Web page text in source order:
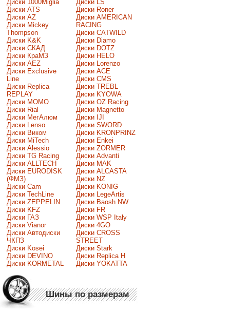
Диски 1000Miglia
Диски ATS
Диски AZ
Диски Mickey
Thompson
Диски K&K
Диски СКАД
Диски КраМЗ
Диски AEZ
Диски Exclusive
Line
Диски Replica
REPLAY
Диски MOMO
Диски Rial
Диски МегАлюм
Диски Lenso
Диски Виком
Диски MiTech
Диски Alessio
Диски TG Racing
Диски ALLTECH
Диски EURODISK
(ФМЗ)
Диски Cam
Диски TechLine
Диски ZEPPELIN
Диски KFZ
Диски ГАЗ
Диски Vianor
Диски Автодиски
ЧКПЗ
Диски Kosei
Диски DEVINO
Диски KORMETAL
Диски LS
Диски Roner
Диски AMERICAN
RACING
Диски CATWILD
Диски Diamo
Диски DOTZ
Диски HELO
Диски Lorenzo
Диски ACE
Диски CMS
Диски TREBL
Диски KYOWA
Диски OZ Racing
Диски Magnetto
Диски IJI
Диски SWORD
Диски KRONPRINZ
Диски Enkei
Диски ZORMER
Диски Advanti
Диски MAK
Диски ALCASTA
Диски NZ
Диски KONIG
Диски LegeArtis
Диски Baosh NW
Диски FR
Диски WSP Italy
Диски 4GO
Диски CROSS
STREET
Диски Stark
Диски Replica H
Диски YOKATTA
Шины по размерам